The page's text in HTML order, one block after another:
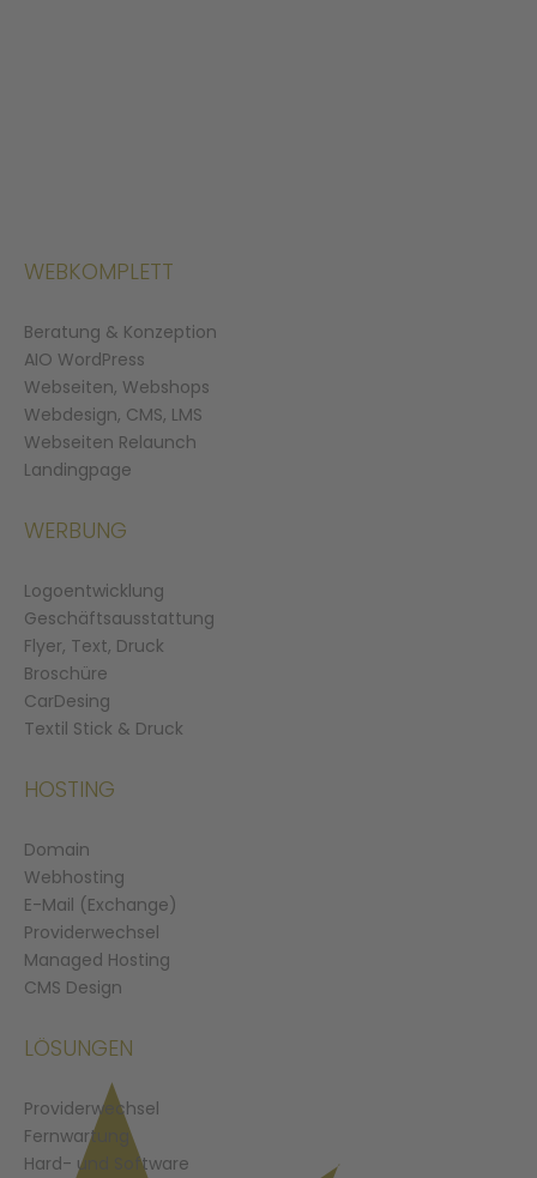
WEBKOMPLETT
Beratung & Konzeption
AIO WordPress
Webseiten, Webshops
Webdesign, CMS, LMS
Webseiten Relaunch
Landingpage
WERBUNG
Logoentwicklung
Geschäftsausstattung
Flyer, Text, Druck
Broschüre
CarDesing
Textil Stick & Druck
HOSTING
Domain
Webhosting
E-Mail (Exchange)
Providerwechsel
Managed Hosting
CMS Design
LÖSUNGEN
Providerwechsel
Fernwartung
Hard- und Software